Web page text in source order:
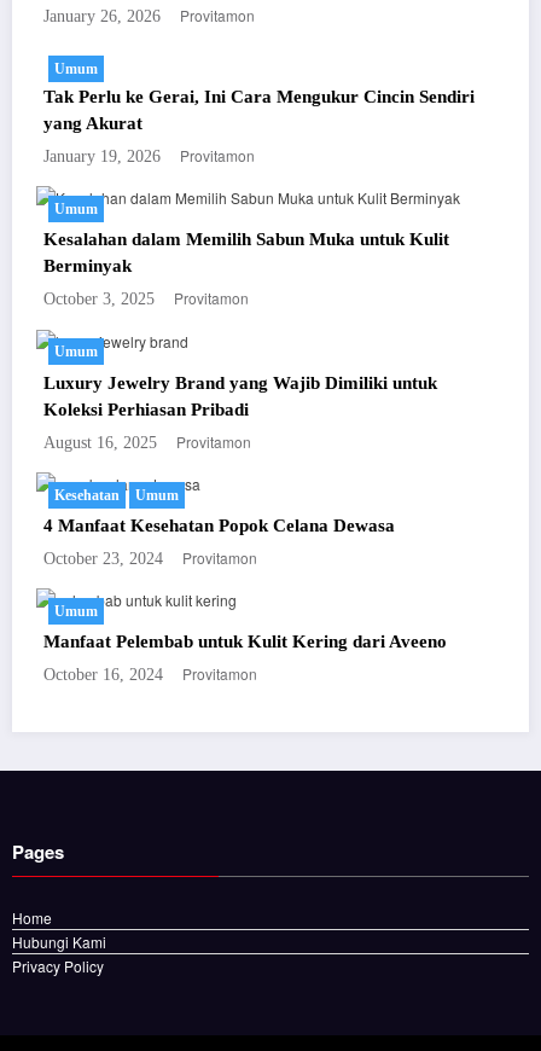
January 26, 2026 Provitamon
Umum
Tak Perlu ke Gerai, Ini Cara Mengukur Cincin Sendiri
yang Akurat
January 19, 2026 Provitamon
Umum
Kesalahan dalam Memilih Sabun Muka untuk Kulit
Berminyak
October 3, 2025 Provitamon
Umum
Luxury Jewelry Brand yang Wajib Dimiliki untuk
Koleksi Perhiasan Pribadi
August 16, 2025 Provitamon
Kesehatan Umum
4 Manfaat Kesehatan Popok Celana Dewasa
October 23, 2024 Provitamon
Umum
Manfaat Pelembab untuk Kulit Kering dari Aveeno
October 16, 2024 Provitamon
Pages
Home
Hubungi Kami
Privacy Policy